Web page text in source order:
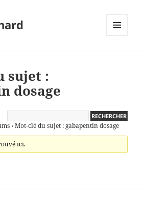
sujet :
dosage
› Mot-clé du sujet : gabapentin dosage
ici.